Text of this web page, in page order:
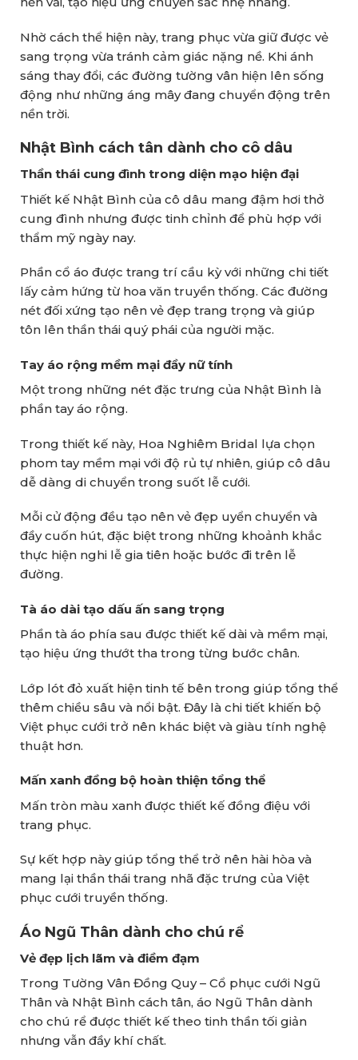
Nhờ cách thể hiện này, trang phục vừa giữ được vẻ
sang trọng vừa tránh cảm giác nặng nề. Khi ánh
sáng thay đổi, các đường tường vân hiện lên sống
động như những áng mây đang chuyển động trên
nền trời.
Nhật Bình cách tân dành cho cô dâu
Thần thái cung đình trong diện mạo hiện đại
Thiết kế Nhật Bình của cô dâu mang đậm hơi thở
cung đình nhưng được tinh chỉnh để phù hợp với
thẩm mỹ ngày nay.
Phần cổ áo được trang trí cầu kỳ với những chi tiết
lấy cảm hứng từ hoa văn truyền thống. Các đường
nét đối xứng tạo nên vẻ đẹp trang trọng và giúp
tôn lên thần thái quý phái của người mặc.
Tay áo rộng mềm mại đầy nữ tính
Một trong những nét đặc trưng của Nhật Bình là
phần tay áo rộng.
Trong thiết kế này, Hoa Nghiêm Bridal lựa chọn
phom tay mềm mại với độ rủ tự nhiên, giúp cô dâu
dễ dàng di chuyển trong suốt lễ cưới.
Mỗi cử động đều tạo nên vẻ đẹp uyển chuyển và
đầy cuốn hút, đặc biệt trong những khoảnh khắc
thực hiện nghi lễ gia tiên hoặc bước đi trên lễ
đường.
Tà áo dài tạo dấu ấn sang trọng
Phần tà áo phía sau được thiết kế dài và mềm mại,
tạo hiệu ứng thướt tha trong từng bước chân.
Lớp lót đỏ xuất hiện tinh tế bên trong giúp tổng thể
thêm chiều sâu và nổi bật. Đây là chi tiết khiến bộ
Việt phục cưới trở nên khác biệt và giàu tính nghệ
thuật hơn.
Mấn xanh đồng bộ hoàn thiện tổng thể
Mấn tròn màu xanh được thiết kế đồng điệu với
trang phục.
Sự kết hợp này giúp tổng thể trở nên hài hòa và
mang lại thần thái trang nhã đặc trưng của Việt
phục cưới truyền thống.
Áo Ngũ Thân dành cho chú rể
Vẻ đẹp lịch lãm và điềm đạm
Trong Tường Vân Đồng Quy – Cổ phục cưới Ngũ
Thân và Nhật Bình cách tân, áo Ngũ Thân dành
cho chú rể được thiết kế theo tinh thần tối giản
nhưng vẫn đầy khí chất.